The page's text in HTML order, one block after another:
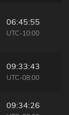
06:45:55
UTC-10:00
09:33:43
UTC-08:00
09:34:26